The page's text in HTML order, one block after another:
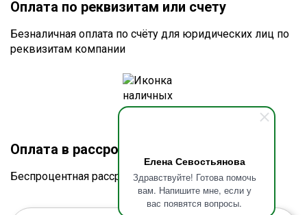
Елена Севостьянова
Здравствуйте! Готова помочь
вам. Напишите мне, если у
вас появятся вопросы.
Оплата по реквизитам или счету
Безналичная оплата по счёту для юридических лиц по
реквизитам компании
Оплата в рассрочку без процентов
Беспроцентная рассрочка от банка